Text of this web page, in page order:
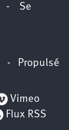
- Se
- Propulsé
Vimeo
Flux RSS